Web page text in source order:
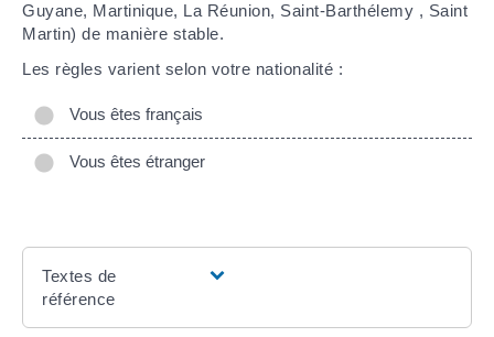
Guyane, Martinique, La Réunion, Saint-Barthélemy , Saint
Martin) de manière stable.
Les règles varient selon votre nationalité :
Vous êtes français
Vous êtes étranger
Textes de
référence